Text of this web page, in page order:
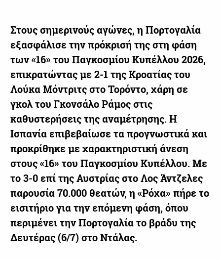
Στους σημερινούς αγώνες, η Πορτογαλία
εξασφάλισε την πρόκρισή της στη φάση
των «16» του Παγκοσμίου Κυπέλλου 2026,
επικρατώντας με 2-1 της Κροατίας του
Λούκα Μόντριτς στο Τορόντο, χάρη σε
γκολ του Γκονσάλο Ράμος στις
καθυστερήσεις της αναμέτρησης. Η
Ισπανία επιβεβαίωσε τα προγνωστικά και
προκρίθηκε με χαρακτηριστική άνεση
στους «16» του Παγκοσμίου Κυπέλλου. Με
το 3-0 επί της Αυστρίας στο Λος Άντζελες
παρουσία 70.000 θεατών, η «Ρόχα» πήρε το
εισιτήριο για την επόμενη φάση, όπου
περιμένει την Πορτογαλία το βράδυ της
Δευτέρας (6/7) στο Ντάλας.